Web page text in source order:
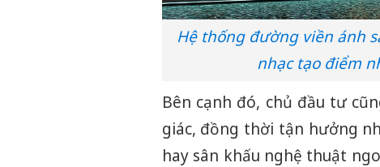
Hệ thống đường viền ánh
nhạc tạo điểm
Bên cạnh đó, chủ đầu tư
giác, đồng thời tận hưởng
hay sân khấu nghệ thuật